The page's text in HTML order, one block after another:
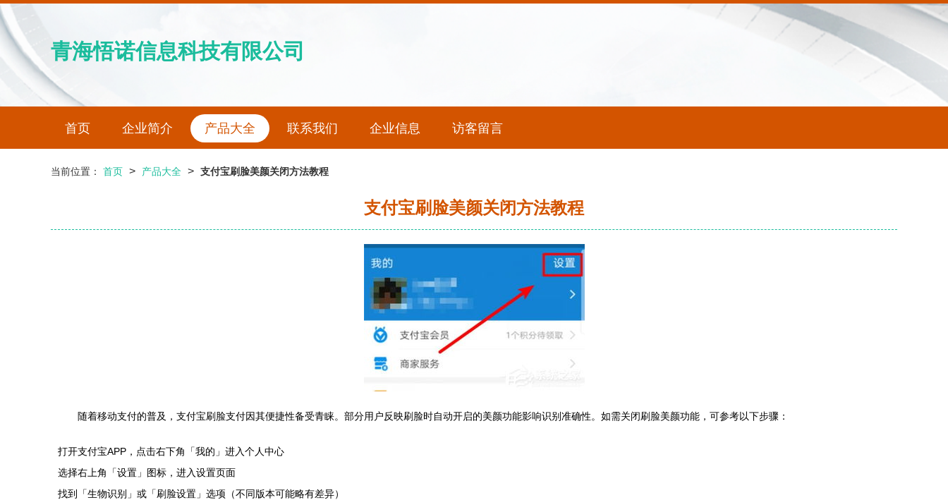
青海悟诺信息科技有限公司
首页 企业简介 产品大全 联系我们 企业信息 访客留言
当前位置： 首页 > 产品大全 > 支付宝刷脸美颜关闭方法教程
支付宝刷脸美颜关闭方法教程
随着移动支付的普及，支付宝刷脸支付因其便捷性备受青睐。部分用户反映刷脸时自动开启的美颜功能影响识别准确性。如需关闭刷脸美颜功能，可参考以下步骤：
打开支付宝APP，点击右下角「我的」进入个人中心
选择右上角「设置」图标，进入设置页面
找到「生物识别」或「刷脸设置」选项（不同版本可能略有差异）